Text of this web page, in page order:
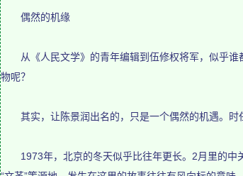
偶然的机缘
从《人民文学》的青年编辑到伍修权将军，似乎谁
物呢？
其实，让陈景润出名的，只是一个偶然的机遇。时
1973年，北京的冬天似乎比往年更长。2月里的中